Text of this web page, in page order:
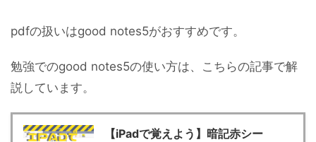
pdfの扱いはgood notes5がおすすめです。
勉強でのgood notes5の使い方は、こちらの記事で解
説しています。
【iPadで覚えよう】暗記赤シー